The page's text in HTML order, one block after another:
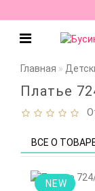
Главная
Платье
ВСЕ О
NEW